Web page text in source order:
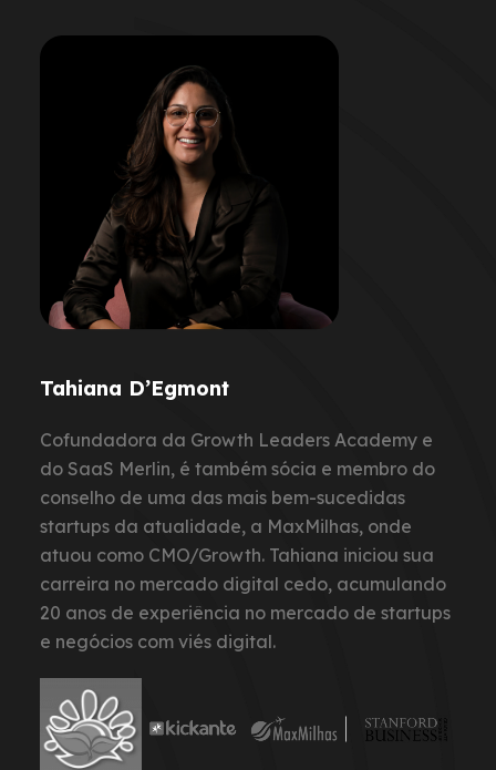
Tahiana D’Egmont
Cofundadora da Growth Leaders Academy e
do SaaS Merlin, é também sócia e membro do
conselho de uma das mais bem-sucedidas
startups da atualidade, a MaxMilhas, onde
atuou como CMO/Growth. Tahiana iniciou sua
carreira no mercado digital cedo, acumulando
20 anos de experiência no mercado de startups
e negócios com viés digital.